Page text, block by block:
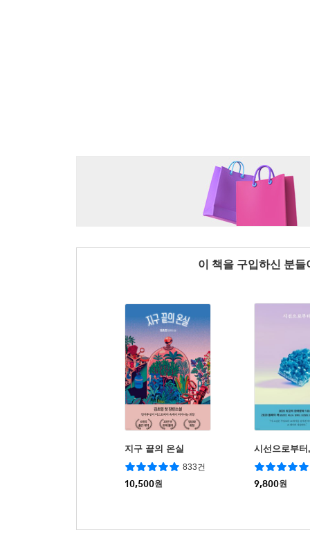
이 책을 구입하신 분
지구 끝의 온실
833건
10,500원
시선으로부터,
9,800원